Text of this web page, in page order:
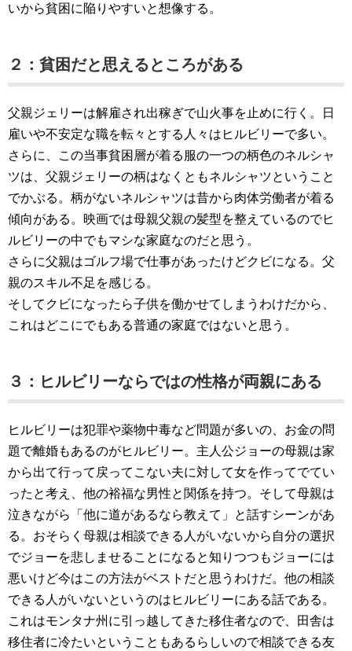
いから貧困に陥りやすいと想像する。
２：貧困だと思えるところがある
父親ジェリーは解雇され出稼ぎで山火事を止めに行く。日
雇いや不安定な職を転々とする人々はヒルビリーで多い。
さらに、この当事貧困層が着る服の一つの柄色のネルシャ
ツは、父親ジェリーの柄はなくともネルシャツということ
でかぶる。柄がないネルシャツは昔から肉体労働者が着る
傾向がある。映画では母親父親の髪型を整えているのでヒ
ルビリーの中でもマシな家庭なのだと思う。
さらに父親はゴルフ場で仕事があったけどクビになる。父
親のスキル不足を感じる。
そしてクビになったら子供を働かせてしまうわけだから、
これはどこにでもある普通の家庭ではないと思う。
３：ヒルビリーならではの性格が両親にある
ヒルビリーは犯罪や薬物中毒など問題が多いの、お金の問
題で離婚もあるのがヒルビリー。主人公ジョーの母親は家
から出て行って戻ってこない夫に対して女を作ってでてい
ったと考え、他の裕福な男性と関係を持つ。そして母親は
泣きながら「他に道があるなら教えて」と話すシーンがあ
る。おそらく母親は相談できる人がいないから自分の選択
でジョーを悲しませることになると知りつつもジョーには
悪いけど今はこの方法がベストだと思うわけだ。他の相談
できる人がいないというのはヒルビリーにある話である。
これはモンタナ州に引っ越してきた移住者なので、田舎は
移住者に冷たいということもあるらしいので相談できる友